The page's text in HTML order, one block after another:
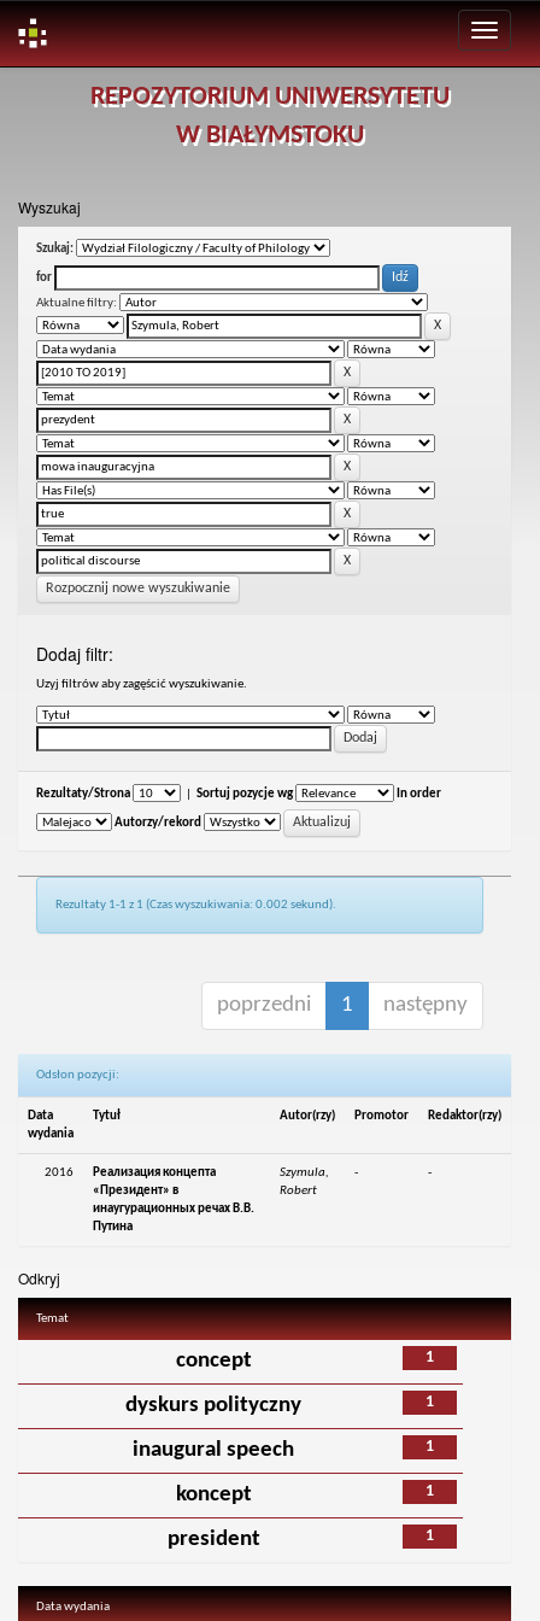
REPOZYTORIUM UNIWERSYTETU
W BIAŁYMSTOKU
Wyszukaj
Szukaj:
for
Aktualne filtry:
Rozpocznij nowe wyszukiwanie
Dodaj filtr:
Uzyj filtrów aby zagęścić wyszukiwanie.
Rezultaty/Strona Sortuj pozycje wg In order
Autorzy/rekord
Rezultaty 1-1 z 1 (Czas wyszukiwania: 0.002 sekund).
poprzedni 1 następny
Odsłon pozycji:
Data
wydania
Tytuł Autor(rzy) Promotor Redaktor(rzy)
2016
Реализация концепта
«Президент» в
инаугурационных речах В.В.
Путина
Szymula,
Robert
- -
Odkryj
Temat
1
concept
1
dyskurs polityczny
1
inaugural speech
1
koncept
1
president
Data wydania